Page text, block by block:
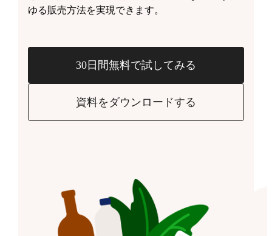
ゆる販売方法を実現できます。
30日間無料で試してみる
資料をダウンロードする